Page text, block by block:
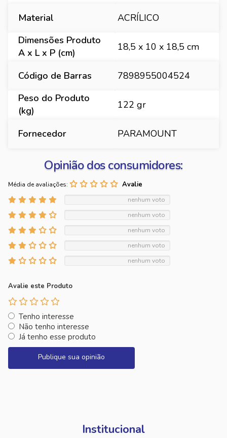
Material
ACRÍLICO
Dimensões Produto
A x L x P (cm)
18,5 x 10 x 18,5 cm
Código de Barras
7898955004524
Peso do Produto
(kg)
122 gr
Fornecedor PARAMOUNT
Opinião dos consumidores:
Média de avaliações:
nenhum voto
nenhum voto
nenhum voto
nenhum voto
nenhum voto
Avalie este Produto
Tenho interesse
Não tenho interesse
Já tenho esse produto
Publique sua opinião
Institucional